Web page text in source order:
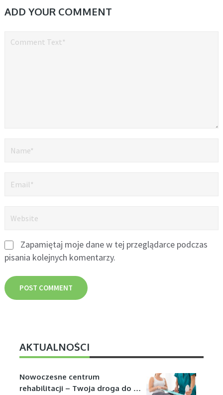
ADD YOUR COMMENT
Zapamiętaj moje dane w tej przeglądarce podczas
pisania kolejnych komentarzy.
AKTUALNOŚCI
Nowoczesne centrum
rehabilitacji – Twoja droga do …